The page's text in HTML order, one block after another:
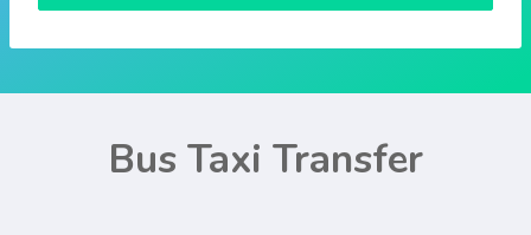
Bus Taxi Transfer